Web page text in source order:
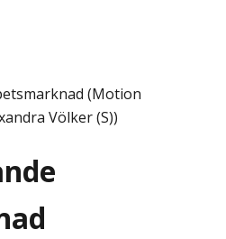
(Motion
Völker (S))